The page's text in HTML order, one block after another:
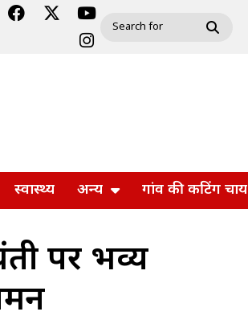
स्वास्थ्य अन्य गांव की कटिंग चाय
पर भव्य